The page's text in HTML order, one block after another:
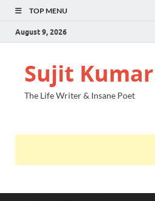
TOP MENU
August 9, 2026
Sujit
The Life Writer & Insane Poet